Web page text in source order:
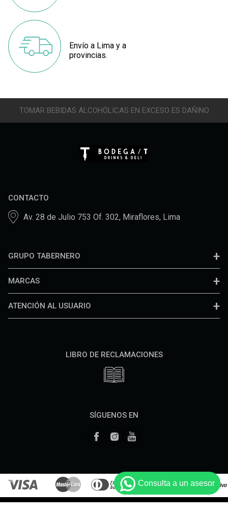
Envío a Lima y a
provincias.
TOMAR BEBIDAS ALCOHÓLICAS EN EXCESO ES DAÑINO
CONTACTO
Av. 28 de Julio 753 Of. 302, Miraflores, Lima
GRUPO TABERNERO
MARCAS
ATENCIÓN AL USUARIO
LIBRO DE RECLAMACIONES
SÍGUENOS EN
Consulta a un asesor